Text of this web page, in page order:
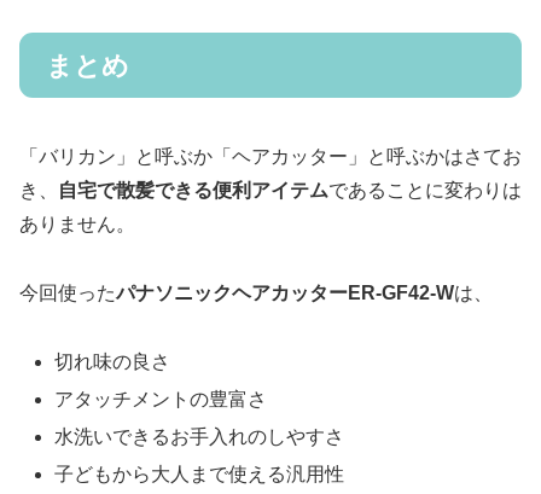
まとめ
「バリカン」と呼ぶか「ヘアカッター」と呼ぶかはさてお
き、
自宅で散髪できる便利アイテムであることに変わりは
ありません。
今回使ったパナソニックヘアカッターER-GF42-Wは、
切れ味の良さ
アタッチメントの豊富さ
水洗いできるお手入れのしやすさ
子どもから大人まで使える汎用性